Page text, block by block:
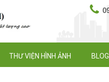
THƯ VIỆN HÌNH ẢNH